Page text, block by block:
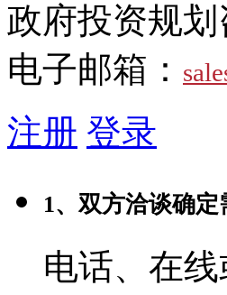
政府投资规划
电子邮箱：
注册 登录
1、双方洽谈确定
电话、在